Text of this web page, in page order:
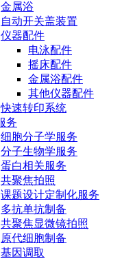
金属浴
自动开关盖装置
仪器配件
电泳配件
摇床配件
金属浴配件
其他仪器配件
快速转印系统
务
细胞分子学服务
分子生物学服务
蛋白相关服务
共聚焦拍照
课题设计定制化服务
多抗单抗制备
共聚焦显微镜拍照
原代细胞制备
基因调取